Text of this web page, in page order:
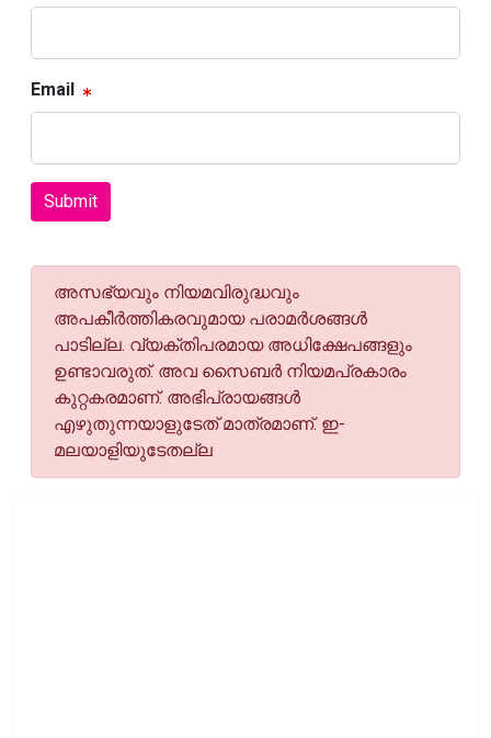
Email
Submit
അസഭ്യവും നിയമവിരുദ്ധവും
അപകീര്‍ത്തികരവുമായ പരാമര്‍ശങ്ങള്‍
പാടില്ല. വ്യക്തിപരമായ അധിക്ഷേപങ്ങളും
ഉണ്ടാവരുത്. അവ സൈബര്‍ നിയമപ്രകാരം
കുറ്റകരമാണ്. അഭിപ്രായങ്ങള്‍
എഴുതുന്നയാളുടേത് മാത്രമാണ്. ഇ-
മലയാളിയുടേതല്ല